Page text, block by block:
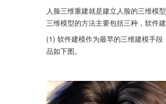
人脸三维重建就是建立人脸的三维模
三维模型的方法主要包括三种，软件
(1) 软件建模作为最早的三维建模手
品如下图。